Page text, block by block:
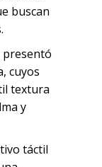
buscan
presentó
cuyos
textura
y
táctil